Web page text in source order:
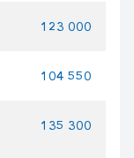
123 000
104 550
135 300